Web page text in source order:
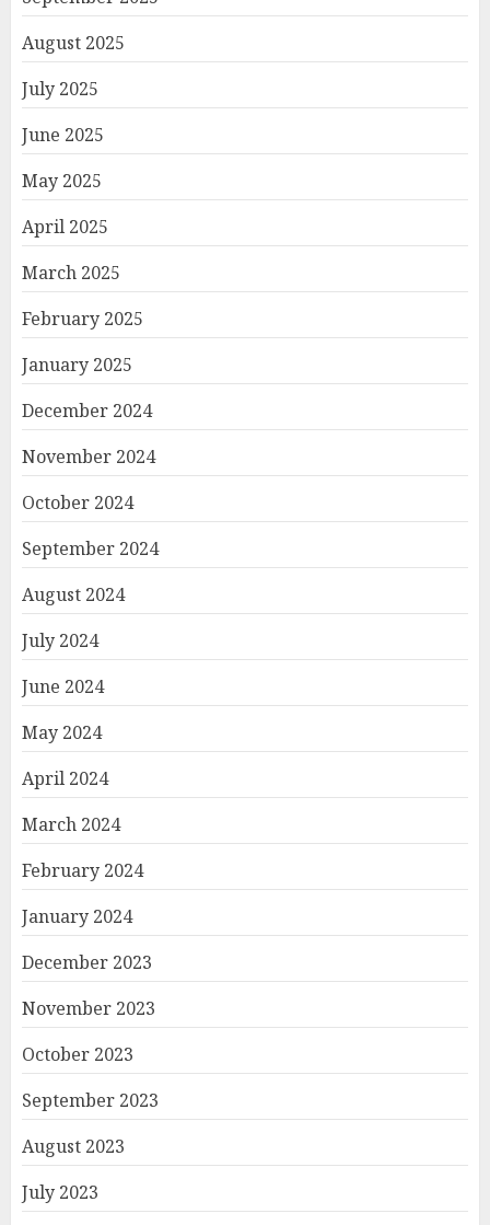
August 2025
July 2025
June 2025
May 2025
April 2025
March 2025
February 2025
January 2025
December 2024
November 2024
October 2024
September 2024
August 2024
July 2024
June 2024
May 2024
April 2024
March 2024
February 2024
January 2024
December 2023
November 2023
October 2023
September 2023
August 2023
July 2023